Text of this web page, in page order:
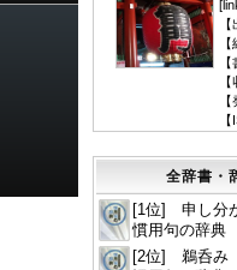
[
全辞書・
[1位] 申し分
慣用句の辞典
[2位] 鵜呑み